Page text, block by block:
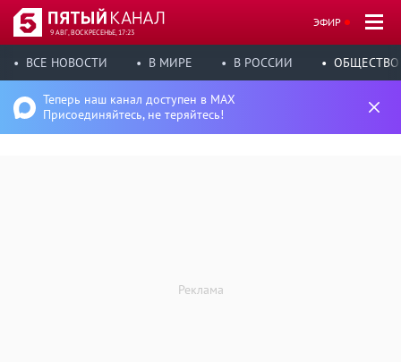
9 АВГ, ВОСКРЕСЕНЬЕ, 17:23
ЭФИР
ВСЕ НОВОСТИ В МИРЕ В РОССИИ ОБЩЕСТВО
Теперь наш канал доступен в MAX
Присоединяйтесь, не теряйтесь!